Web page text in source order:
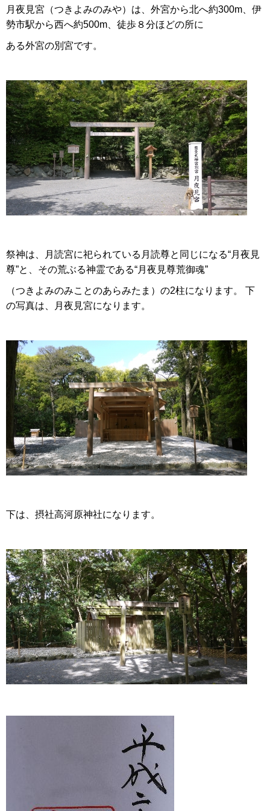
月夜見宮（つきよみのみや）は、外宮から北へ約300m、伊
勢市駅から西へ約500m、徒歩８分ほどの所に
ある外宮の別宮です。
祭神は、月読宮に祀られている月読尊と同じになる“月夜見
尊”と、その荒ぶる神霊である“月夜見尊荒御魂”
（つきよみのみことのあらみたま）の2柱になります。 下
の写真は、月夜見宮になります。
下は、摂社高河原神社になります。